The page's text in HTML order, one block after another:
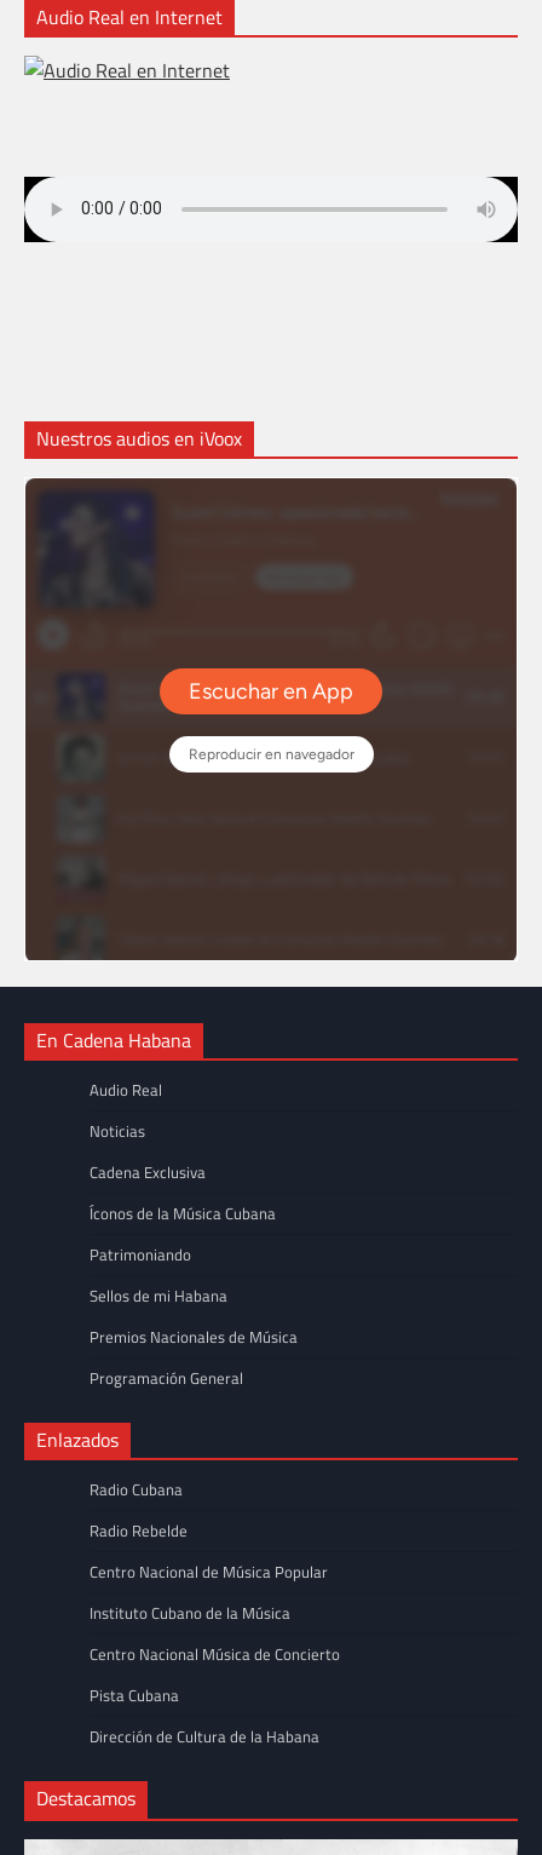
Audio Real en Internet
Nuestros audios en iVoox
En Cadena Habana
Audio Real
Noticias
Cadena Exclusiva
Íconos de la Música Cubana
Patrimoniando
Sellos de mi Habana
Premios Nacionales de Música
Programación General
Enlazados
Radio Cubana
Radio Rebelde
Centro Nacional de Música Popular
Instituto Cubano de la Música
Centro Nacional Música de Concierto
Pista Cubana
Dirección de Cultura de la Habana
Destacamos